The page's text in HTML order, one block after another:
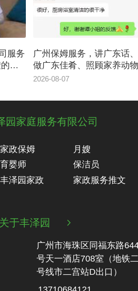
服务
意
广州保姆服务，讲广东话、
做广东佳肴、照顾家养动物
2026-08-07
园家庭服务有限公司
家政保姆
月嫂
育婴师
保洁员
丰泽园家政
家政服务推文
关于丰泽园 
广州市海珠区同福东路
号天一酒店708室（地铁‬
号线市二‬宫站D出口）